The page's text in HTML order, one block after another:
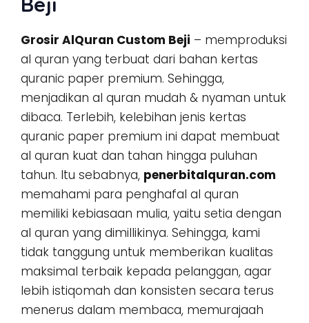
Grosir AlQuran Custom Beji – memproduksi
al quran yang terbuat dari bahan kertas
quranic paper premium. Sehingga,
menjadikan al quran mudah & nyaman untuk
dibaca. Terlebih, kelebihan jenis kertas
quranic paper premium ini dapat membuat
al quran kuat dan tahan hingga puluhan
tahun. Itu sebabnya, penerbitalquran.com
memahami para penghafal al quran
memiliki kebiasaan mulia, yaitu setia dengan
al quran yang dimillikinya. Sehingga, kami
tidak tanggung untuk memberikan kualitas
maksimal terbaik kepada pelanggan, agar
lebih istiqomah dan konsisten secara terus
menerus dalam membaca, memurajaah